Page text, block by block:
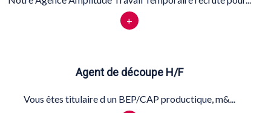
+
Agent de découpe H/F
Vous êtes titulaire d un BEP/CAP productique, m&...